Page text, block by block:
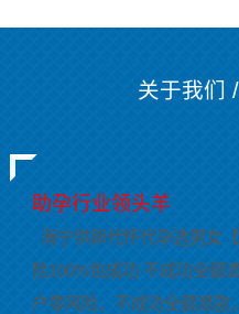
关于我们
助孕行业领头羊
海宁供卵代怀代孕选男女
险100%包成功 不成功全额
户零风险，不成功全额退款